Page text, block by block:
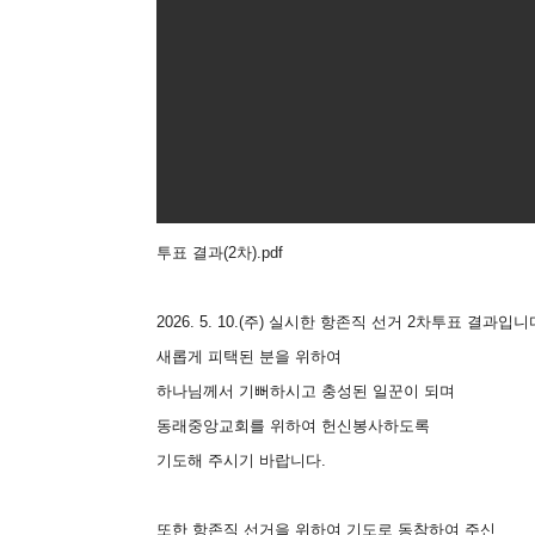
투표 결과(2차).pdf
2026. 5. 10.(주) 실시한 항존직 선거 2차투표 결과입니
새롭게 피택된 분을 위하여
하나님께서 기뻐하시고 충성된 일꾼이 되며
동래중앙교회를 위하여 헌신봉사하도록
기도해 주시기 바랍니다.
또한 항존직 선거을 위하여 기도로 동참하여 주신